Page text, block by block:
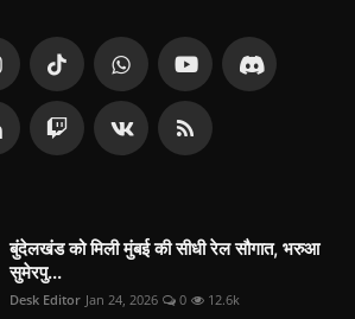
बुंदेलखंड को मिली मुंबई की सीधी रेल सौगात, भरुआ
सुमेरपु...
Desk Editor Jan 24, 2026 0 12.6k